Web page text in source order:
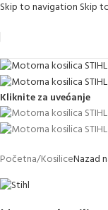
Skip to navigation Skip
Kliknite za uvećanje
Početna/KosiliceNazad